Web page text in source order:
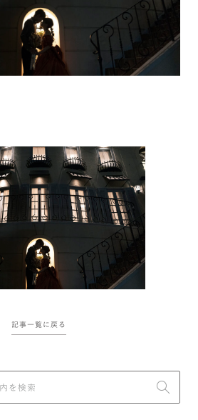
記事一覧に戻る